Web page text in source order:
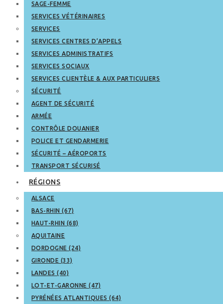
SAGE-FEMME
SERVICES VÉTÉRINAIRES
SERVICES
SERVICES CENTRES D’APPELS
SERVICES ADMINISTRATIFS
SERVICES SOCIAUX
SERVICES CLIENTÈLE & AUX PARTICULIERS
SÉCURITÉ
AGENT DE SÉCURITÉ
ARMÉE
CONTRÔLE DOUANIER
POLICE ET GENDARMERIE
SÉCURITÉ – AÉROPORTS
TRANSPORT SÉCURISÉ
RÉGIONS
ALSACE
BAS-RHIN (67)
HAUT-RHIN (68)
AQUITAINE
DORDOGNE (24)
GIRONDE (33)
LANDES (40)
LOT-ET-GARONNE (47)
PYRÉNÉES ATLANTIQUES (64)